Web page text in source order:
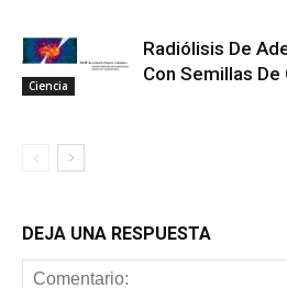
Ciencia
Radiólisis De
Con Semillas De
DEJA UNA RESPUESTA